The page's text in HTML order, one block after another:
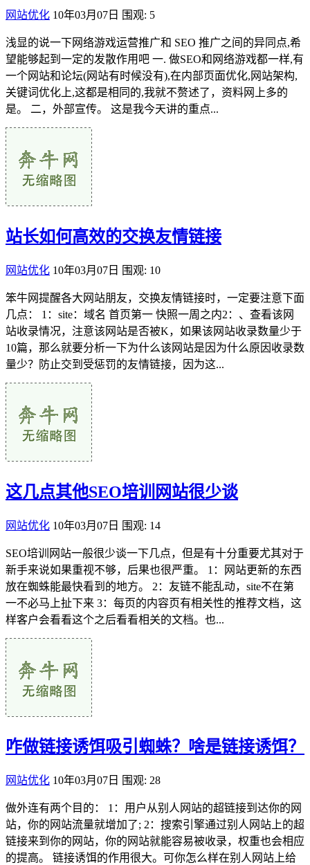
网站优化 10年03月07日 围观: 5
浅显的说一下网络游戏运营推广和 SEO 推广之间的异同点,希
望能够起到一定的发散作用吧 一. 做SEO和网络游戏都一样,有
一个网站和论坛(网站有时候没有),在内部页面优化,网站架构,
关键词优化上,这都是相同的,我就不赘述了，资料网上多的
是。 二，外部宣传。 这是我今天讲的重点...
站长如何高效的交换友情链接
网站优化 10年03月07日 围观: 10
笨牛网提醒各大网站朋友，交换友情链接时，一定要注意下面
几点： 1：site：域名 首页第一 快照一周之内2：、查看该网
站收录情况，注意该网站是否被K，如果该网站收录数量少于
10篇，那么就要分析一下为什么该网站是因为什么原因收录数
量少？防止交到受惩罚的友情链接，因为这...
这几点其他SEO培训网站很少谈
网站优化 10年03月07日 围观: 14
SEO培训网站一般很少谈一下几点，但是有十分重要尤其对于
新手来说如果重视不够，后果也很严重。 1：网站更新的东西
放在蜘蛛能最快看到的地方。 2：友链不能乱动，site不在第
一不必马上扯下来 3：每页的内容页有相关性的推荐文档，这
样客户会看看这个之后看看相关的文档。也...
咋做链接诱饵吸引蜘蛛？啥是链接诱饵？
网站优化 10年03月07日 围观: 28
做外连有两个目的： 1：用户从别人网站的超链接到达你的网
站，你的网站流量就增加了; 2：搜索引擎通过别人网站上的超
链接来到你的网站，你的网站就能容易被收录，权重也会相应
的提高。 链接诱饵的作用很大。可你怎么样在别人网站上给